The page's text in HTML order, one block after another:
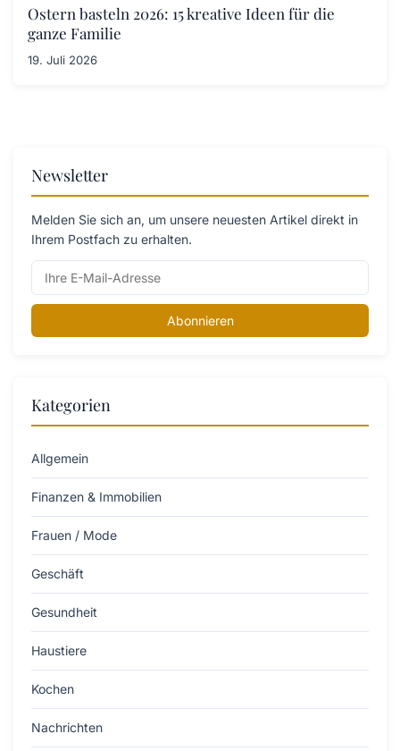
Ostern basteln 2026: 15 kreative Ideen für die
ganze Familie
19. Juli 2026
Newsletter
Melden Sie sich an, um unsere neuesten Artikel direkt in
Ihrem Postfach zu erhalten.
Abonnieren
Kategorien
Allgemein
Finanzen & Immobilien
Frauen / Mode
Geschäft
Gesundheit
Haustiere
Kochen
Nachrichten